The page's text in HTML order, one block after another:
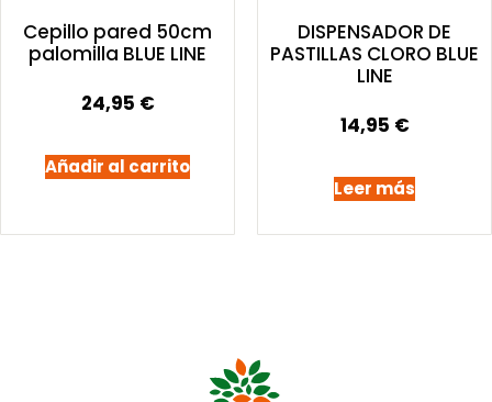
Cepillo pared 50cm
palomilla BLUE LINE
24,95 €
Añadir al carrito
DISPENSADOR DE
PASTILLAS CLORO BLUE
LINE
14,95 €
Leer más